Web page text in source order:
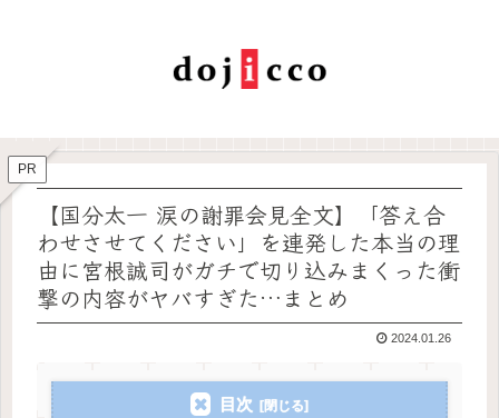
PR
【国分太一 涙の謝罪会見全文】「答え合
わせさせてください」を連発した本当の理
由に宮根誠司がガチで切り込みまくった衝
撃の内容がヤバすぎた…まとめ
2024.01.26
目次